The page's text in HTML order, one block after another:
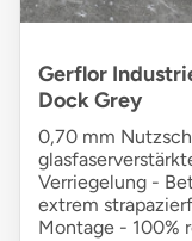
Gerflor
Dock Grey
0,70 mm
Verriegelung -
extrem
Montage - 100%